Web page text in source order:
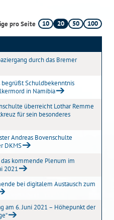
pro Seite 10 20 50 100
durch das Bremer
begrüßt Schuldbekenntnis
in Namibia
überreicht Lothar Remme
für sein besonderes
Andreas Bovenschulte
DKMS
kommende Plenum im
2021
bei digitalem Austausch zum
am 6. Juni 2021 – Höhepunkt der